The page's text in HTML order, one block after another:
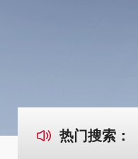
热门搜索：